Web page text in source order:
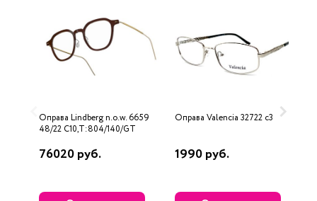
Оправа Lindberg n.o.w. 6659
48/22 C10,T:804/140/GT
76020 руб.
Оправа Valencia 32722 c3
1990 руб.